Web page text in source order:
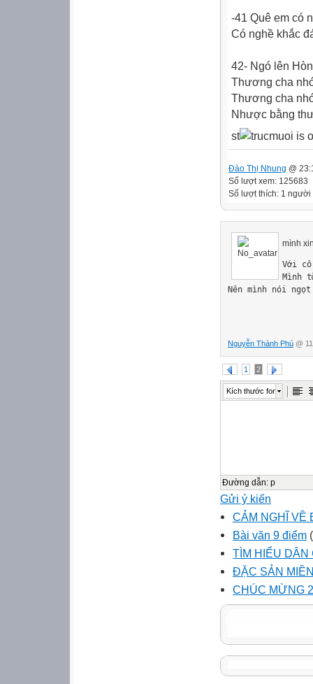
-41 Quê em có
Có nghề khắc
42- Ngó lên
Thương cha
Thương cha
Nhược bằng
st
Đào Thị Nhung @
Số lượt xem: 125683
Số lượt thích: 1 người
mình
Với cô
Mì nh t
Nên mì nh nói ngọt
Nguyễn Thành Phú @
1 2
Kích thước font
Đường dẫn: p
Gửi ý kiến
CẢM NGHĨ VỀ
Bài văn 9 điểm
TÌM HIỂU DÂN
ĐẶC SẢN
CHÚC MỪNG